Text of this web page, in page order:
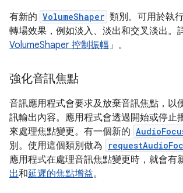
有新的 VolumeShaper 類別。可用於執
轉場效果，例如淡入、淡出和交叉淡出。
VolumeShaper 控制振幅」。
強化音訊焦點
音訊應用程式會要求及放棄音訊焦點，以
訊輸出內容。應用程式會透過開始或停止
來處理焦點變更。有一個新的
別。使用這個類別做為
應用程式在處理音訊焦點變更時，就會有
出和延遲的焦點增益。